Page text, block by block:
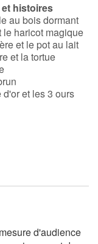
histoires
au bois dormant
le haricot magique
et le pot au lait
et la tortue
d'or et les 3 ours
d'audience